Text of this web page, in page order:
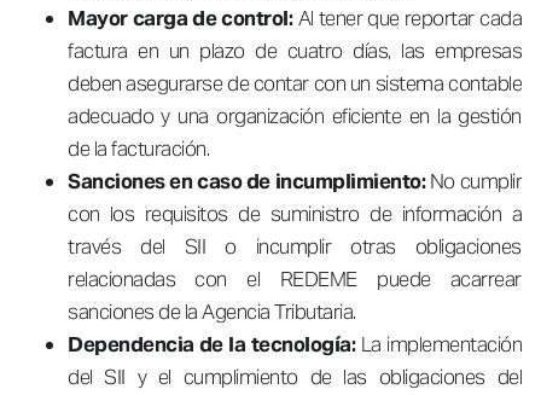
Mayor carga de control:Al tener que reportar cada
factura en un plazo de cuatro días, las empresas
deben asegurarse de contar con un sistema contable
adecuado y una organización eficiente en la gestión
de la facturación.
Sanciones en caso de incumplimiento:No cumplir
con los requisitos de suministro de información a
través del SII o incumplir otras obligaciones
relacionadas con el REDEME puede acarrear
sanciones de la Agencia Tributaria.
Dependencia de la tecnología: La implementación
del SII y el cumplimiento de las obligaciones del